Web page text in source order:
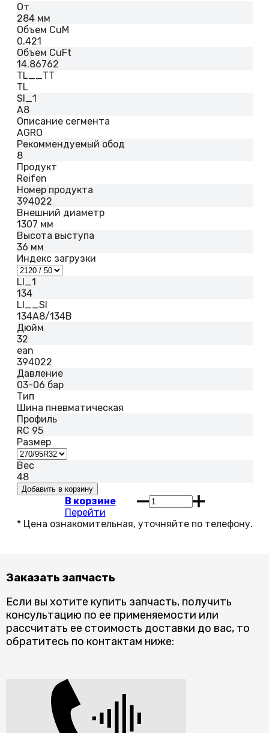
От
284 мм
Объем CuM
0.421
Объем CuFt
14.86762
TL__TT
TL
SI_1
A8
Описание сегмента
AGRO
Рекоммендуемый обод
8
Продукт
Reifen
Номер продукта
394022
Внешний диаметр
1307 мм
Высота выступа
36 мм
Индекс загрузки
LI_1
134
LI__SI
134A8/134B
Дюйм
32
ean
394022
Давление
03-06 бар
Тип
Шина пневматическая
Профиль
RC 95
Размер
Вес
48
В корзине
Перейти
Заказать запчасть
Если вы хотите купить запчасть, получить
консультацию по ее применяемости или
рассчитать ее стоимость доставки до вас, то
обратитесь по контактам ниже: